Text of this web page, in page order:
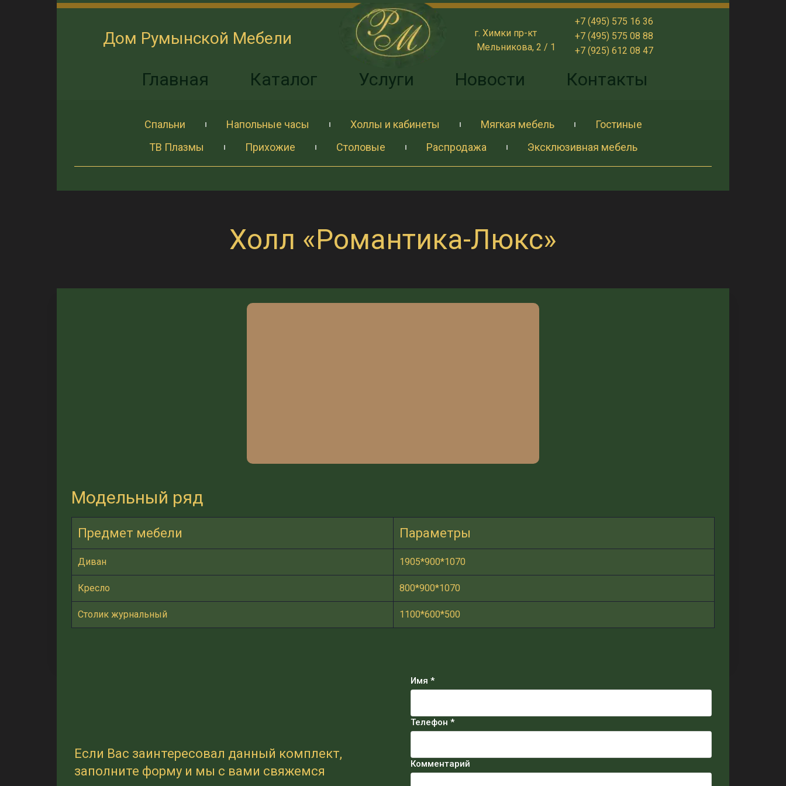
Главная Каталог Услуги Новости Контакты
+7 (495) 575 16 36
+7 (495) 575 08 88
+7 (925) 612 08 47
г. Химки пр-кт
Мельникова, 2 / 1
Дом Румынской Мебели
Спальни Напольные часы Холлы и кабинеты Мягкая мебель
Гостиные
ТВ Плазмы
Прихожие Столовые Распродажа Эксклюзивная мебель
Холл «Романтика-Люкс»
Модельный ряд
Предмет мебели Параметры
Диван 1905*900*1070
Кресло 800*900*1070
Столик журнальный 1100*600*500
Если Вас заинтересовал данный комплект,
заполните форму и мы с вами свяжемся
Имя *
Телефон *
Комментарий